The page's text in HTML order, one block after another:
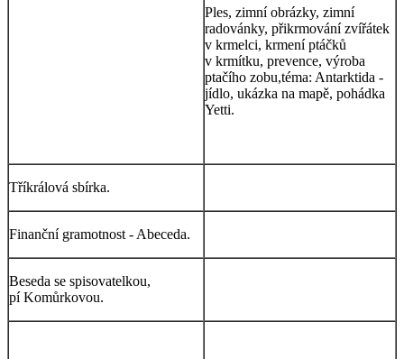
Ples, zimní obrázky, zimní
radovánky, přikrmování zvířátek
v krmelci, krmení ptáčků
v krmítku, prevence, výroba
ptačího zobu,téma: Antarktida -
jídlo, ukázka na mapě, pohádka
Yetti.
Tříkrálová sbírka.
Finanční gramotnost - Abeceda.
Beseda se spisovatelkou,
pí Komůrkovou.